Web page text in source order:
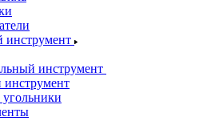
инструмент
инструмент
инструмент